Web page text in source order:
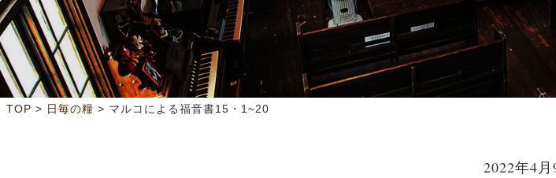
TOP > 日毎の糧 > マルコによる福音書15・1~20
2022年4月